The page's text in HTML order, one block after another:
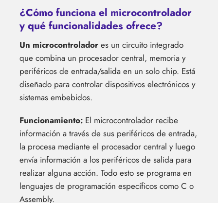
¿Cómo funciona el microcontrolador
y qué funcionalidades ofrece?
Un microcontrolador es un circuito integrado
que combina un procesador central, memoria y
periféricos de entrada/salida en un solo chip. Está
diseñado para controlar dispositivos electrónicos y
sistemas embebidos.
Funcionamiento: El microcontrolador recibe
información a través de sus periféricos de entrada,
la procesa mediante el procesador central y luego
envía información a los periféricos de salida para
realizar alguna acción. Todo esto se programa en
lenguajes de programación específicos como C o
Assembly.